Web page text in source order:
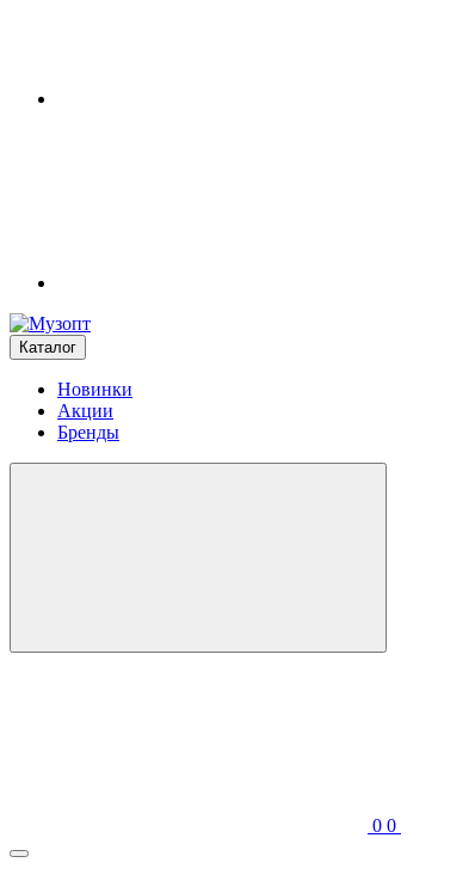
Каталог
Новинки
Акции
Бренды
0 0